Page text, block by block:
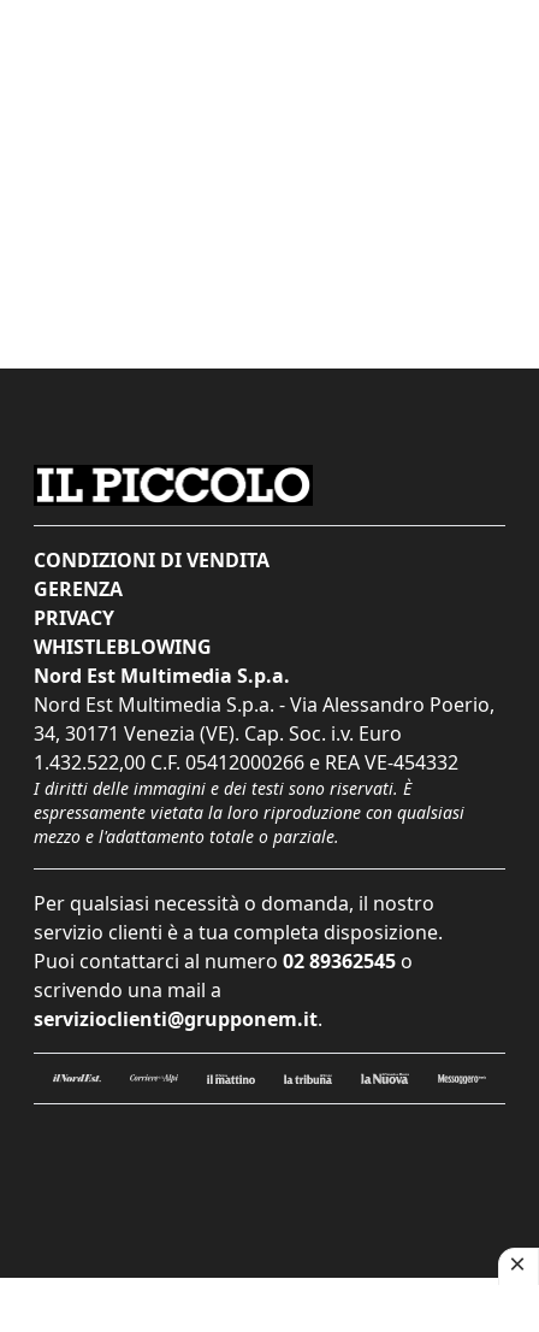
CONDIZIONI DI VENDITA
GERENZA
PRIVACY
WHISTLEBLOWING
Nord Est Multimedia S.p.a.
Nord Est Multimedia S.p.a. - Via Alessandro Poerio,
34, 30171 Venezia (VE). Cap. Soc. i.v. Euro
1.432.522,00 C.F. 05412000266 e REA VE-454332
I diritti delle immagini e dei testi sono riservati. È
espressamente vietata la loro riproduzione con qualsiasi
mezzo e l'adattamento totale o parziale.
Per qualsiasi necessità o domanda, il nostro
servizio clienti è a tua completa disposizione.
Puoi contattarci al numero 02 89362545 o
scrivendo una mail a
servizioclienti@grupponem.it.